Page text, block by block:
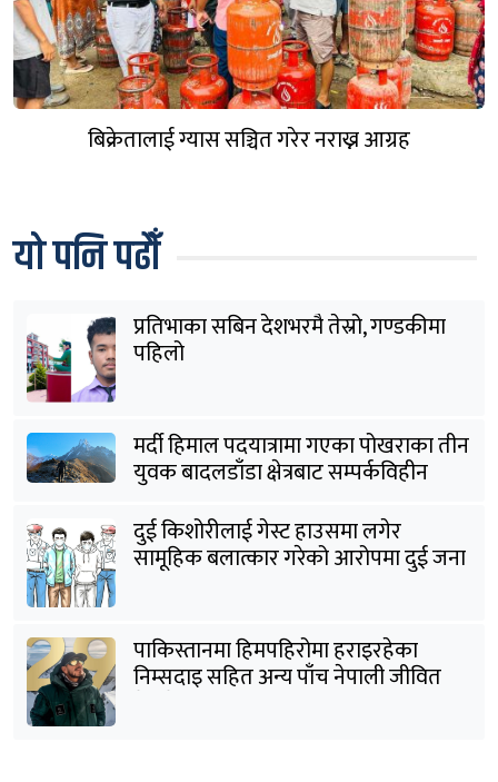
बिक्रेतालाई ग्यास सञ्चित गरेर नराख्न आग्रह
यो पनि पढौँ
प्रतिभाका सबिन देशभरमै तेस्रो, गण्डकीमा
पहिलो
मर्दी हिमाल पदयात्रामा गएका पोखराका तीन
युवक बादलडाँडा क्षेत्रबाट सम्पर्कविहीन
दुई किशोरीलाई गेस्ट हाउसमा लगेर
सामूहिक बलात्कार गरेको आरोपमा दुई जना
पक्राउ
पाकिस्तानमा हिमपहिरोमा हराइरहेका
निम्सदाइ सहित अन्य पाँच नेपाली जीवित
भेटिने आशा कमजोर, युक्तको शव निकालियो